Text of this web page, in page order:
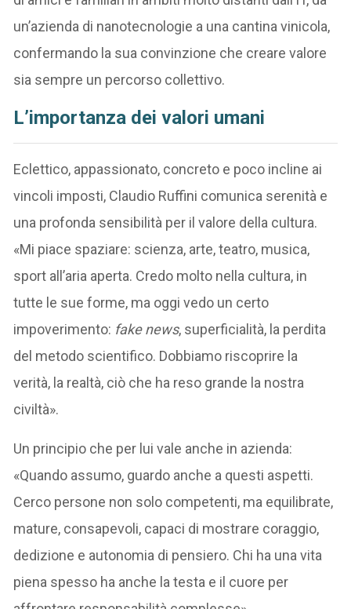
un’azienda di nanotecnologie a una cantina vinicola,
confermando la sua convinzione che creare valore
sia sempre un percorso collettivo.
L’importanza dei valori umani
Eclettico, appassionato, concreto e poco incline ai
vincoli imposti, Claudio Ruffini comunica serenità e
una profonda sensibilità per il valore della cultura.
«Mi piace spaziare: scienza, arte, teatro, musica,
sport all’aria aperta. Credo molto nella cultura, in
tutte le sue forme, ma oggi vedo un certo
impoverimento: fake news, superficialità, la perdita
del metodo scientifico. Dobbiamo riscoprire la
verità, la realtà, ciò che ha reso grande la nostra
civiltà».
Un principio che per lui vale anche in azienda:
«Quando assumo, guardo anche a questi aspetti.
Cerco persone non solo competenti, ma equilibrate,
mature, consapevoli, capaci di mostrare coraggio,
dedizione e autonomia di pensiero. Chi ha una vita
piena spesso ha anche la testa e il cuore per